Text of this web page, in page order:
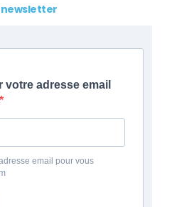
votre adresse email
email pour vous